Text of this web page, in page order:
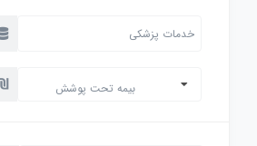
بیمه تحت پوشش